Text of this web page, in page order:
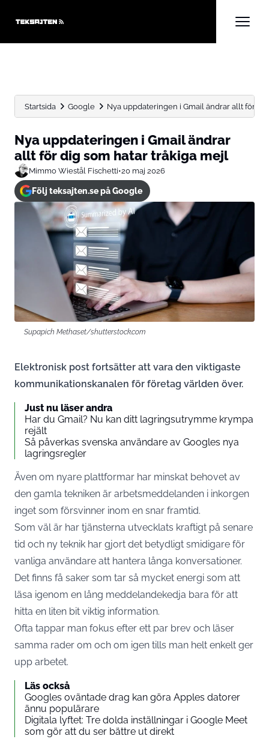
Startsida Google Nya uppdateringen i Gmail ändrar allt för dig
Nya uppdateringen i Gmail ändrar
allt för dig som hatar tråkiga mejl
Mimmo Wiestål Fischetti•20 maj 2026
Följ teksajten.se på Google
Supapich Methaset/shutterstock.com
Elektronisk post fortsätter att vara den viktigaste
kommunikationskanalen för företag världen över.
Just nu läser andra
Har du Gmail? Nu kan ditt lagringsutrymme krympa
rejält
Så påverkas svenska användare av Googles nya
lagringsregler
Även om nyare plattformar har minskat behovet av
den gamla tekniken är arbetsmeddelanden i inkorgen
inget som försvinner inom en snar framtid.
Som väl är har tjänsterna utvecklats kraftigt på senare
tid och ny teknik har gjort det betydligt smidigare för
vanliga användare att hantera långa konversationer.
Det finns få saker som tar så mycket energi som att
läsa igenom en lång meddelandekedja bara för att
hitta en liten bit viktig information.
Ofta tappar man fokus efter ett par brev och läser
samma rader om och om igen tills man helt enkelt ger
upp arbetet.
Läs också
Googles oväntade drag kan göra Apples datorer
ännu populärare
Digitala lyftet: Tre dolda inställningar i Google Meet
som gör att du ser bättre ut direkt